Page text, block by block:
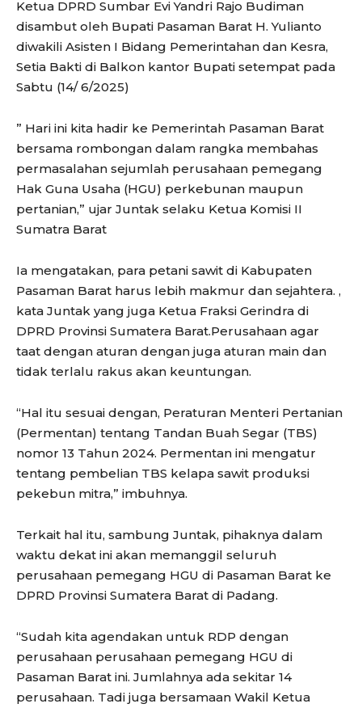
Ketua DPRD Sumbar Evi Yandri Rajo Budiman
disambut oleh Bupati Pasaman Barat H. Yulianto
diwakili Asisten I Bidang Pemerintahan dan Kesra,
Setia Bakti di Balkon kantor Bupati setempat pada
Sabtu (14/ 6/2025)
” Hari ini kita hadir ke Pemerintah Pasaman Barat
bersama rombongan dalam rangka membahas
permasalahan sejumlah perusahaan pemegang
Hak Guna Usaha (HGU) perkebunan maupun
pertanian,” ujar Juntak selaku Ketua Komisi II
Sumatra Barat
Ia mengatakan, para petani sawit di Kabupaten
Pasaman Barat harus lebih makmur dan sejahtera. ,
kata Juntak yang juga Ketua Fraksi Gerindra di
DPRD Provinsi Sumatera Barat.Perusahaan agar
taat dengan aturan dengan juga aturan main dan
tidak terlalu rakus akan keuntungan.
“Hal itu sesuai dengan, Peraturan Menteri Pertanian
(Permentan) tentang Tandan Buah Segar (TBS)
nomor 13 Tahun 2024. Permentan ini mengatur
tentang pembelian TBS kelapa sawit produksi
pekebun mitra,” imbuhnya.
Terkait hal itu, sambung Juntak, pihaknya dalam
waktu dekat ini akan memanggil seluruh
perusahaan pemegang HGU di Pasaman Barat ke
DPRD Provinsi Sumatera Barat di Padang.
“Sudah kita agendakan untuk RDP dengan
perusahaan perusahaan pemegang HGU di
Pasaman Barat ini. Jumlahnya ada sekitar 14
perusahaan. Tadi juga bersamaan Wakil Ketua